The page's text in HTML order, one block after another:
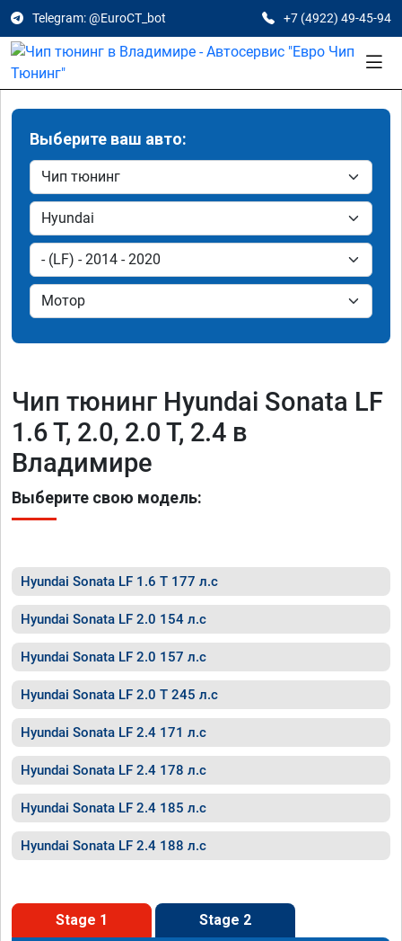
Telegram: @EuroCT_bot +7 (4922) 49-45-94
Выберите ваш авто:
Чип тюнинг Hyundai Sonata LF
1.6 T, 2.0, 2.0 T, 2.4 в
Владимире
Выберите свою модель:
Hyundai Sonata LF 1.6 T 177 л.с
Hyundai Sonata LF 2.0 154 л.с
Hyundai Sonata LF 2.0 157 л.с
Hyundai Sonata LF 2.0 T 245 л.с
Hyundai Sonata LF 2.4 171 л.с
Hyundai Sonata LF 2.4 178 л.с
Hyundai Sonata LF 2.4 185 л.с
Hyundai Sonata LF 2.4 188 л.с
Stage 1 Stage 2